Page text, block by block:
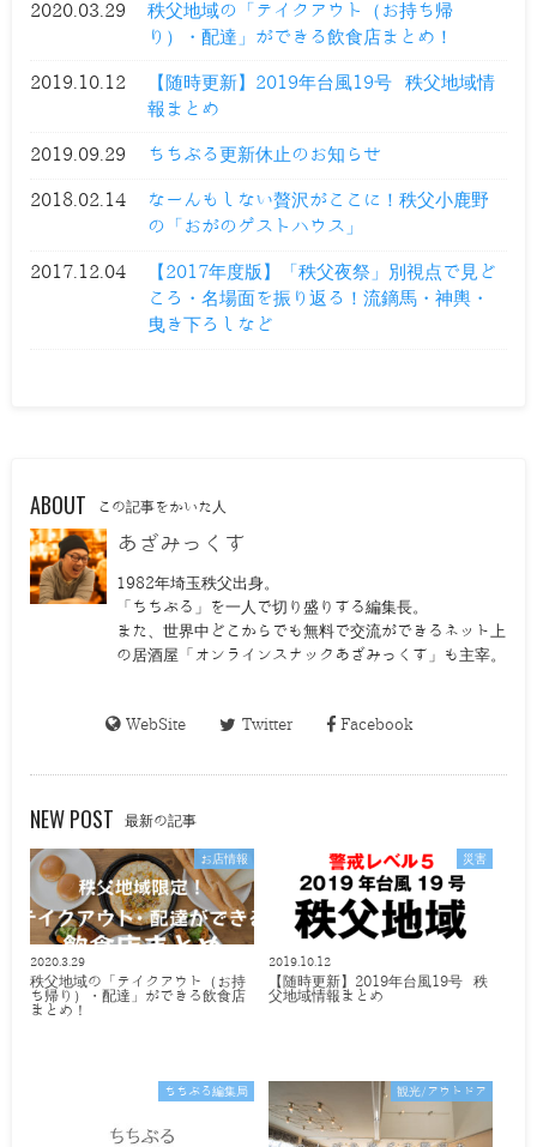
2020.03.29
秩父地域の「テイクアウト（お持ち帰
り）・配達」ができる飲食店まとめ！
2019.10.12
【随時更新】2019年台風19号 秩父地域情
報まとめ
2019.09.29 ちちぶる更新休止のお知らせ
2018.02.14
なーんもしない贅沢がここに！秩父小鹿野
の「おがのゲストハウス」
2017.12.04
【2017年度版】「秩父夜祭」別視点で見ど
ころ・名場面を振り返る！流鏑馬・神輿・
曳き下ろしなど
ABOUT この記事をかいた人
あざみっくす
1982年埼玉秩父出身。
「ちちぶる」を一人で切り盛りする編集長。
また、世界中どこからでも無料で交流ができるネット上
の居酒屋「オンラインスナックあざみっくす」も主宰。
WebSite Twitter Facebook
NEW POST 最新の記事
お店情報
2020.3.29
秩父地域の「テイクアウト（お持
ち帰り）・配達」ができる飲食店
まとめ！
災害
2019.10.12
【随時更新】2019年台風19号 秩
父地域情報まとめ
ちちぶる編集局 観光/アウトドア